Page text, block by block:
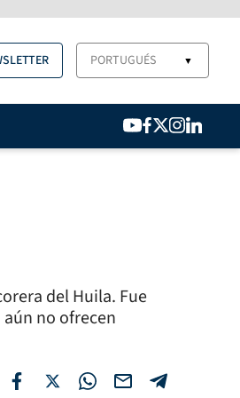
PORTUGUÉS ▼
del Huila. Fue
no ofrecen